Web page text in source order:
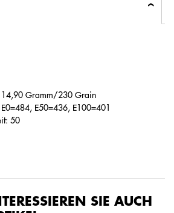
14,90 Gramm/230 Grain
E50=436, E100=401
50
SIE AUCH